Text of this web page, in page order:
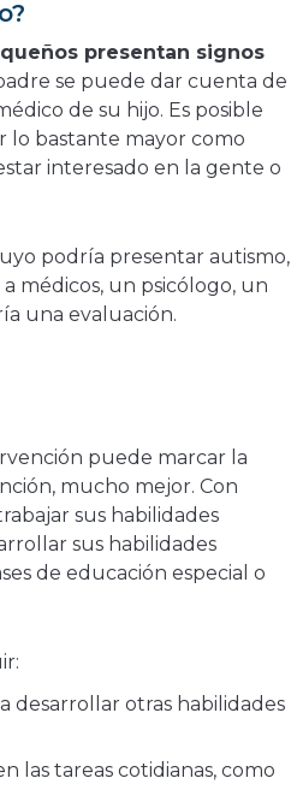
presentan signos
se puede dar cuenta de
de su hijo. Es posible
lo bastante mayor como
interesado en la gente o
podría presentar autismo,
médicos, un psicólogo, un
una evaluación.
puede marcar la
mucho mejor. Con
sus habilidades
sus habilidades
de educación especial o
desarrollar otras habilidades
las tareas cotidianas, como